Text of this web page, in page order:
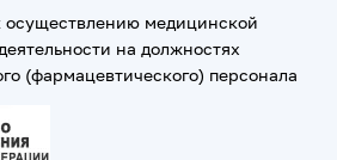
осуществлению медицинской
на должностях
(фармацевтического) персонала